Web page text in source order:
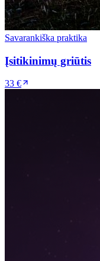
Savarankiška praktika
Įsitikinimų griūtis
33 €